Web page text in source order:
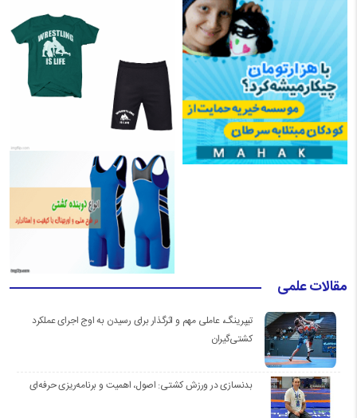
مقالات علمی
تیپرینگ، عاملی مهم و اثرگذار برای رسیدن به اوج اجرای عملکرد
کشتی‌گیران
بدنسازی در ورزش کشتی: اصول، اهمیت و برنامه‌ریزی حرفه‌ای